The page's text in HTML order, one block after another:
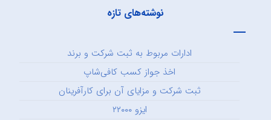
نوشته‌های تازه
ادارات مربوط به ثبت شرکت و برند
اخذ جواز کسب کافی‌شاپ
ثبت شرکت و مزایای آن برای کارآفرینان
ایزو ۲۲۰۰۰